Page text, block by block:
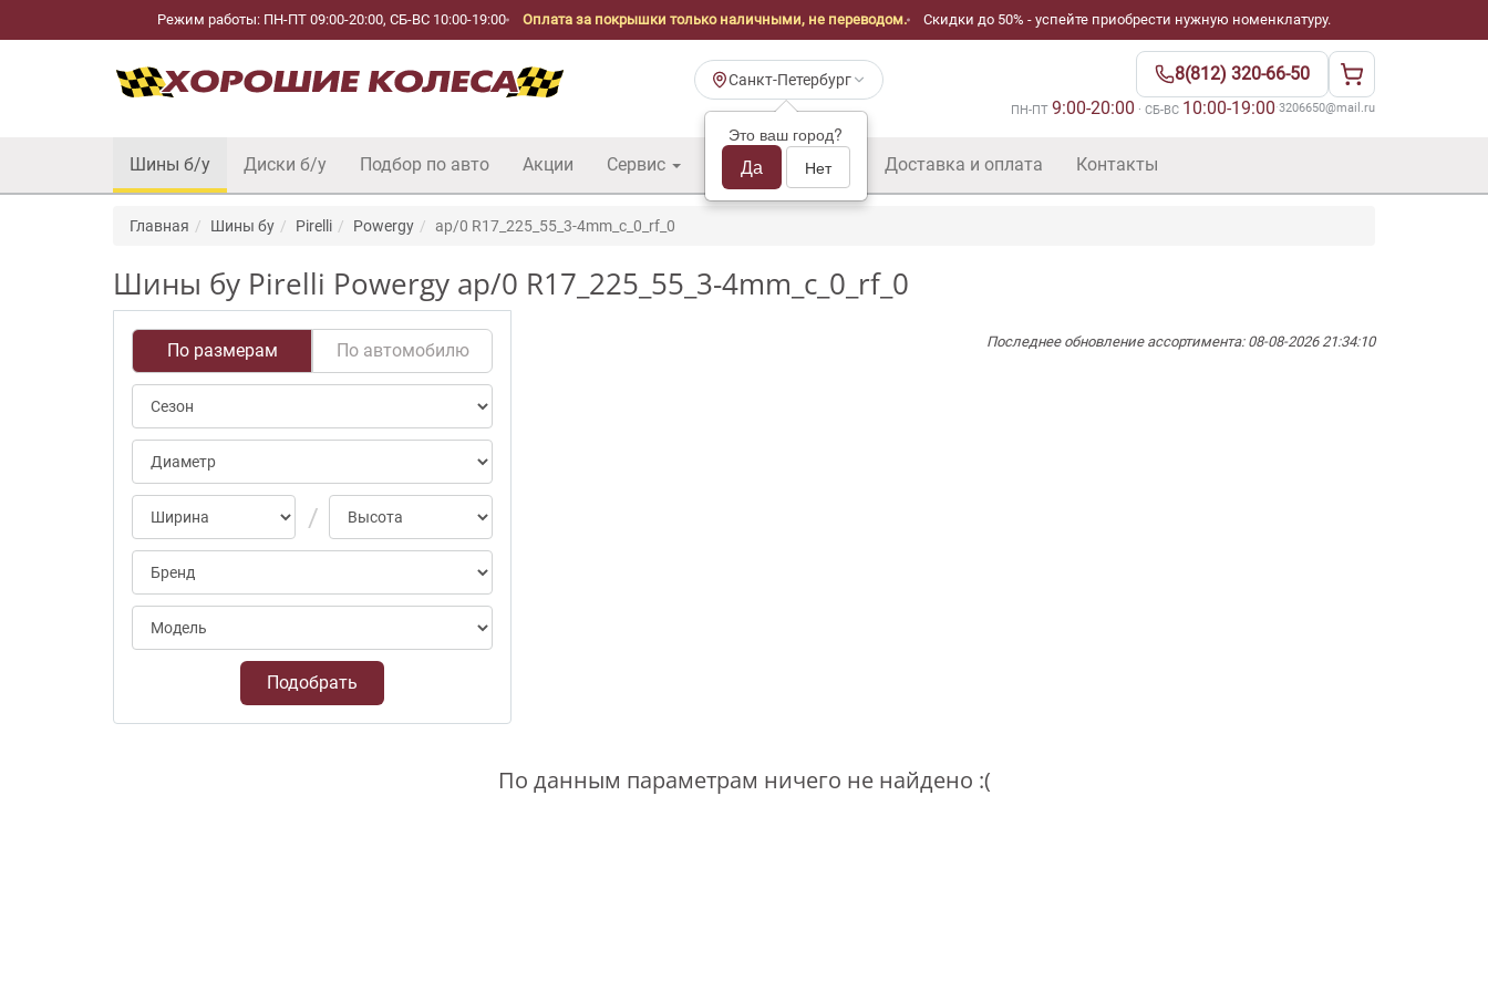
Режим работы: ПН-ПТ 09:00-20:00, СБ-ВС 10:00-19:00 Оплата за покрышки только наличными, не переводом. Скидки до 50% - успейте приобрести нужную номенклатуру.
Санкт-Петербург
Это ваш город?
Да Нет
8(812) 320-66-50
ПН-ПТ 9:00-20:00 · СБ-ВС 10:00-19:00·3206650@mail.ru
Шины б/у Диски б/у Подбор по авто Акции Сервис Шины б/у оптом Доставка и оплата Контакты
Главная Шины бу Pirelli Powergy ap/0 R17_225_55_3-4mm_c_0_rf_0
Шины бу Pirelli Powergy ap/0 R17_225_55_3-4mm_c_0_rf_0
По размерам По автомобилю
Подобрать
Последнее обновление ассортимента: 08-08-2026 21:34:10
По данным параметрам ничего не найдено :(